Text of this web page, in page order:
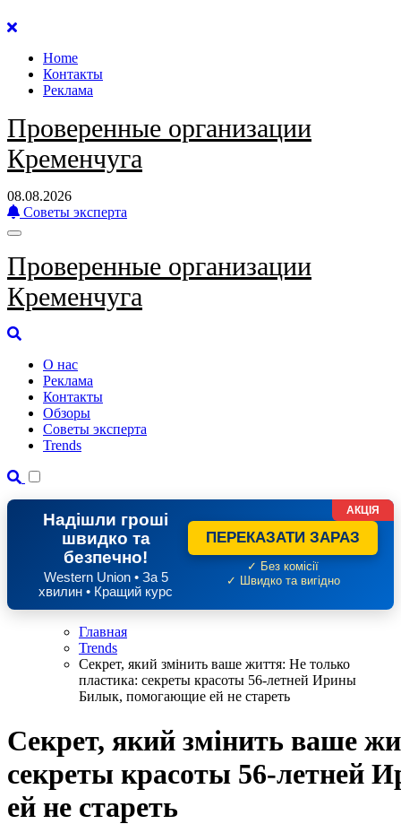
Перейти
содержанию
Home
Контакты
Реклама
Проверенные организации
Кременчуга
08.08.2026
Советы эксперта
Проверенные организации
Кременчуга
О нас
Реклама
Контакты
Обзоры
Советы эксперта
Trends
Надішли гроші
швидко та
безпечно!
Western Union • За 5
хвилин • Кращий курс
ПЕРЕКАЗАТИ ЗАРАЗ
✓ Без комісії
✓ Швидко та вигідно
АКЦІЯ
Главная
Trends
Секрет, який змінить ваше життя: Не только
пластика: секреты красоты 56-летней Ирины
Билык, помогающие ей не стареть
Секрет, який змінить ваше
секреты красоты 56-
ей не стареть